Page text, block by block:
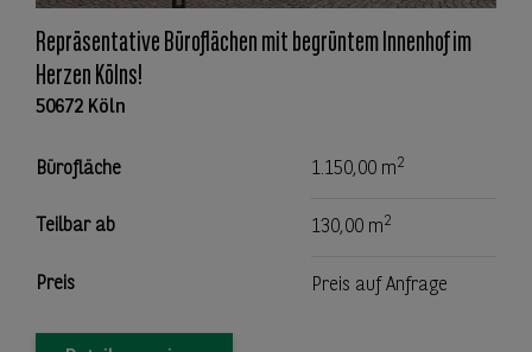
Repräsentative Büroflächen mit begrüntem Innenhof im
Herzen Kölns!
50672 Köln
Bürofläche 1.150,00 m2
Teilbar ab 130,00 m2
Preis Preis auf Anfrage